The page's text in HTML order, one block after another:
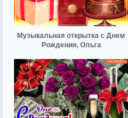
Музыкальная открытка с Днем
Рождения, Ольга